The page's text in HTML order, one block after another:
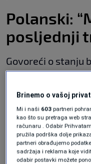
Polanski:
posljednji
Govoreći o stanju
ozbiljno.
i
Brinemo o vašoj
Mi i naši 603 partneri
kao što su pretraga web
računaru . Odabir
pružila podrška dolje
partneri obrađujemo
sadržaja i reklama koje
odabir postavki možete